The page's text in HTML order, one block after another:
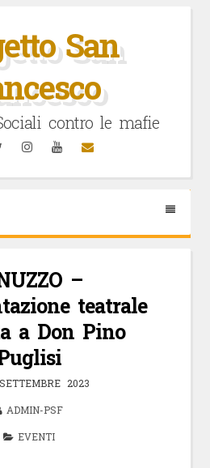
San
contro le mafie
TwitterInstagramYouTubeEmail
–
teatrale
a Don Pino
2023
ADMIN-PSF
EVENTI